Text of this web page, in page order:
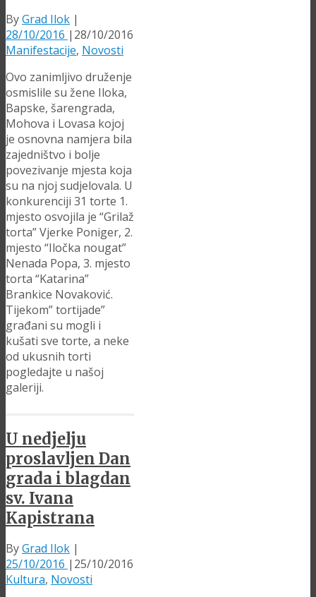
ByGrad Ilok |
28/10/2016 | 28/10/2016
Manifestacije, Novosti
Ovo zanimljivo druženje
osmislile su žene Iloka,
Bapske, šarengrada,
Mohova i Lovasa kojoj
je osnovna namjera bila
zajedništvo i bolje
povezivanje mjesta koja
su na njoj sudjelovala. U
konkurenciji 31 torte 1.
mjesto osvojila je “Grilaž
torta” Vjerke Poniger, 2.
mjesto “Iločka nougat”
Nenada Popa, 3. mjesto
torta “Katarina”
Brankice Novaković.
Tijekom” tortijade”
građani su mogli i
kušati sve torte, a neke
od ukusnih torti
pogledajte u našoj
galeriji.
U nedjelju
proslavljen Dan
grada i blagdan
sv. Ivana
Kapistrana
ByGrad Ilok |
25/10/2016 | 25/10/2016
Kultura, Novosti